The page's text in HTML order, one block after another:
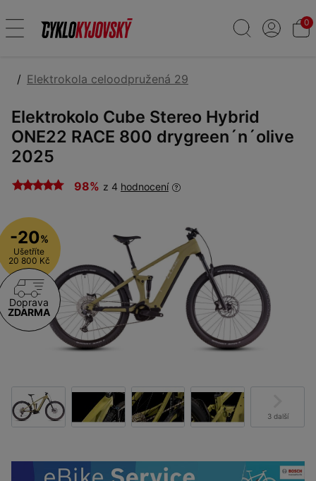
0
Elektrokola celoodpružená 29
Elektrokolo Cube Stereo Hybrid
ONE22 RACE 800 drygreen´n´olive
2025
98% z 4 hodnocení
-20%
Ušetříte
20 800 Kč
Doprava
ZDARMA
3 další